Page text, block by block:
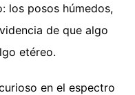
los posos húmedos,
de que algo
etéreo.
en el espectro